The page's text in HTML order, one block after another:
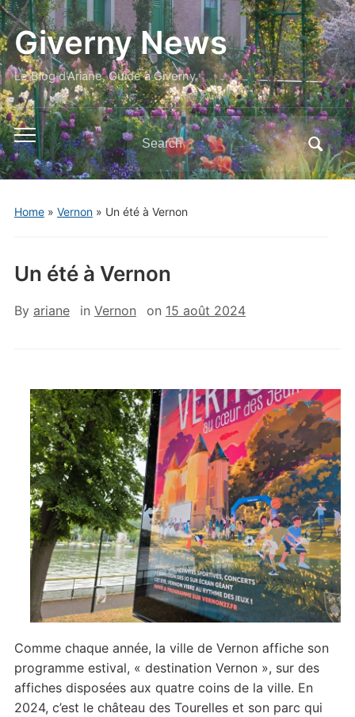
Giverny News
Le Blog d'Ariane, Guide à Giverny
Toggle
mobile
menu
Search
for:
Home» Vernon» Un été à Vernon
Un été à Vernon
By ariane in Vernon on 15 août 2024
Comme chaque année, la ville de Vernon affiche son
programme estival, « destination Vernon », sur des
affiches disposées aux quatre coins de la ville. En
2024, c’est le château des Tourelles et son parc qui